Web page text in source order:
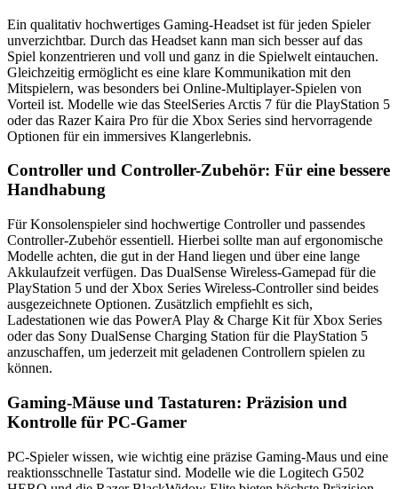
Ein qualitativ hochwertiges Gaming-Headset ist für jeden Spieler
unverzichtbar. Durch das Headset kann man sich besser auf das
Spiel konzentrieren und voll und ganz in die Spielwelt eintauchen.
Gleichzeitig ermöglicht es eine klare Kommunikation mit den
Mitspielern, was besonders bei Online-Multiplayer-Spielen von
Vorteil ist. Modelle wie das SteelSeries Arctis 7 für die PlayStation 5
oder das Razer Kaira Pro für die Xbox Series sind hervorragende
Optionen für ein immersives Klangerlebnis.
Controller und Controller-Zubehör: Für eine bessere
Handhabung
Für Konsolenspieler sind hochwertige Controller und passendes
Controller-Zubehör essentiell. Hierbei sollte man auf ergonomische
Modelle achten, die gut in der Hand liegen und über eine lange
Akkulaufzeit verfügen. Das DualSense Wireless-Gamepad für die
PlayStation 5 und der Xbox Series Wireless-Controller sind beides
ausgezeichnete Optionen. Zusätzlich empfiehlt es sich,
Ladestationen wie das PowerA Play & Charge Kit für Xbox Series
oder das Sony DualSense Charging Station für die PlayStation 5
anzuschaffen, um jederzeit mit geladenen Controllern spielen zu
können.
Gaming-Mäuse und Tastaturen: Präzision und
Kontrolle für PC-Gamer
PC-Spieler wissen, wie wichtig eine präzise Gaming-Maus und eine
reaktionsschnelle Tastatur sind. Modelle wie die Logitech G502